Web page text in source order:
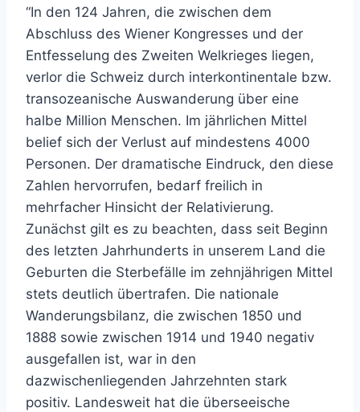
“In den 124 Jahren, die zwischen dem
Abschluss des Wiener Kongresses und der
Entfesselung des Zweiten Welkrieges liegen,
verlor die Schweiz durch interkontinentale bzw.
transozeanische Auswanderung über eine
halbe Million Menschen. Im jährlichen Mittel
belief sich der Verlust auf mindestens 4000
Personen. Der dramatische Eindruck, den diese
Zahlen hervorrufen, bedarf freilich in
mehrfacher Hinsicht der Relativierung.
Zunächst gilt es zu beachten, dass seit Beginn
des letzten Jahrhunderts in unserem Land die
Geburten die Sterbefälle im zehnjährigen Mittel
stets deutlich übertrafen. Die nationale
Wanderungsbilanz, die zwischen 1850 und
1888 sowie zwischen 1914 und 1940 negativ
ausgefallen ist, war in den
dazwischenliegenden Jahrzehnten stark
positiv. Landesweit hat die überseeische